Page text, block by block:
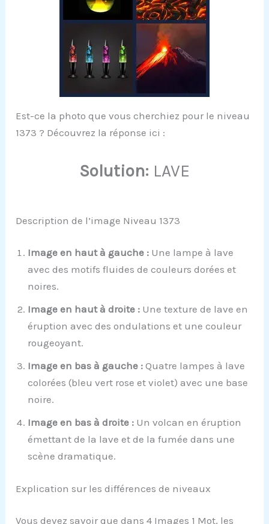
Est-ce la photo que vous cherchiez pour le niveau
1373 ? Découvrez la réponse ici :
Solution: LAVE
Description de l’image Niveau 1373
Image en haut à gauche : Une lampe à lave
avec des motifs fluides de couleurs dorées et
noires.
Image en haut à droite : Une texture de lave en
éruption avec des ondulations et une couleur
rougeoyant.
Image en bas à gauche : Quatre lampes à lave
colorées (bleu vert rose et violet) avec une base
noire.
Image en bas à droite : Un volcan en éruption
émettant de la lave et de la fumée dans une
scène dramatique.
Explication sur les différences de niveaux
Vous devez savoir que dans 4 Images 1 Mot, les